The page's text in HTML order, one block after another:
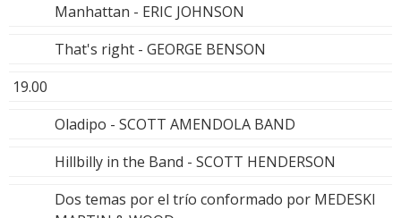
Manhattan - ERIC JOHNSON
That's right - GEORGE BENSON
19.00
Oladipo - SCOTT AMENDOLA BAND
Hillbilly in the Band - SCOTT HENDERSON
Dos temas por el trío conformado por MEDESKI